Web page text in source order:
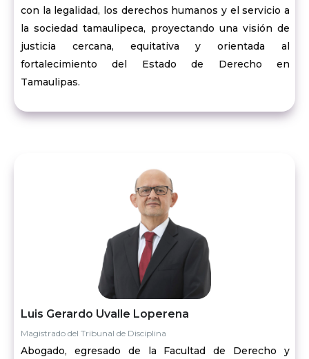
con la legalidad, los derechos humanos y el servicio a
la sociedad tamaulipeca, proyectando una visión de
justicia cercana, equitativa y orientada al
fortalecimiento del Estado de Derecho en
Tamaulipas.
Luis Gerardo Uvalle Loperena
Magistrado del Tribunal de Disciplina
Abogado, egresado de la Facultad de Derecho y